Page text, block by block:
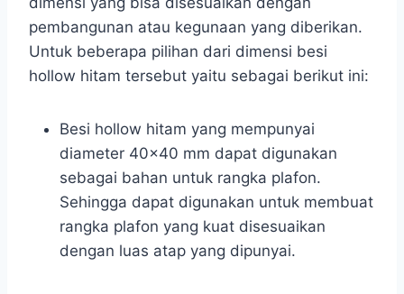
pembangunan atau kegunaan yang diberikan.
Untuk beberapa pilihan dari dimensi besi
hollow hitam tersebut yaitu sebagai berikut ini:
Besi hollow hitam yang mempunyai
diameter 40×40 mm dapat digunakan
sebagai bahan untuk rangka plafon.
Sehingga dapat digunakan untuk membuat
rangka plafon yang kuat disesuaikan
dengan luas atap yang dipunyai.